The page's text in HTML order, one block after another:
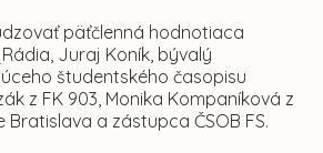
päťčlenná hodnotiaca
Juraj Koník, bývalý
študentského časopisu
z FK 903, Monika Kompaníková z
a zástupca ČSOB FS.